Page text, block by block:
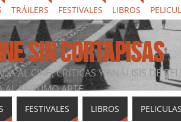
TRÁILERS FESTIVALES LIBROS
SIN CORTAPISAS
AL CINE, CRÍTICAS Y ANÁLISIS DE
AL SÉPTIMO ARTE
FESTIVALES LIBROS PELICULAS